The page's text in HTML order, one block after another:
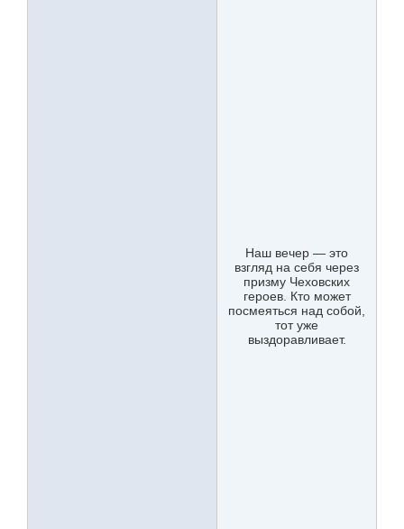
Наш вечер — это
взгляд на себя через
призму Чеховских
героев. Кто может
посмеяться над собой,
тот уже
выздоравливает.